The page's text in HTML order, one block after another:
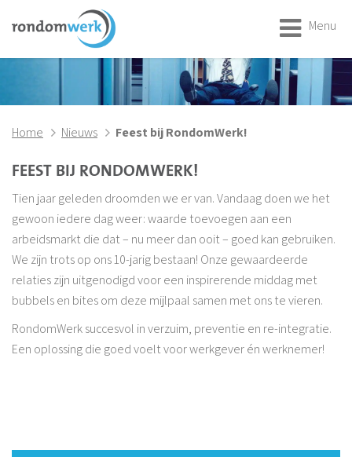
Menu
Home Nieuws Feest bij RondomWerk!
FEEST BIJ RONDOMWERK!
Tien jaar geleden droomden we er van. Vandaag doen we het
gewoon iedere dag weer: waarde toevoegen aan een
arbeidsmarkt die dat – nu meer dan ooit – goed kan gebruiken.
We zijn trots op ons 10-jarig bestaan! Onze gewaardeerde
relaties zijn uitgenodigd voor een inspirerende middag met
bubbels en bites om deze mijlpaal samen met ons te vieren.
RondomWerk succesvol in verzuim, preventie en re-integratie.
Een oplossing die goed voelt voor werkgever én werknemer!